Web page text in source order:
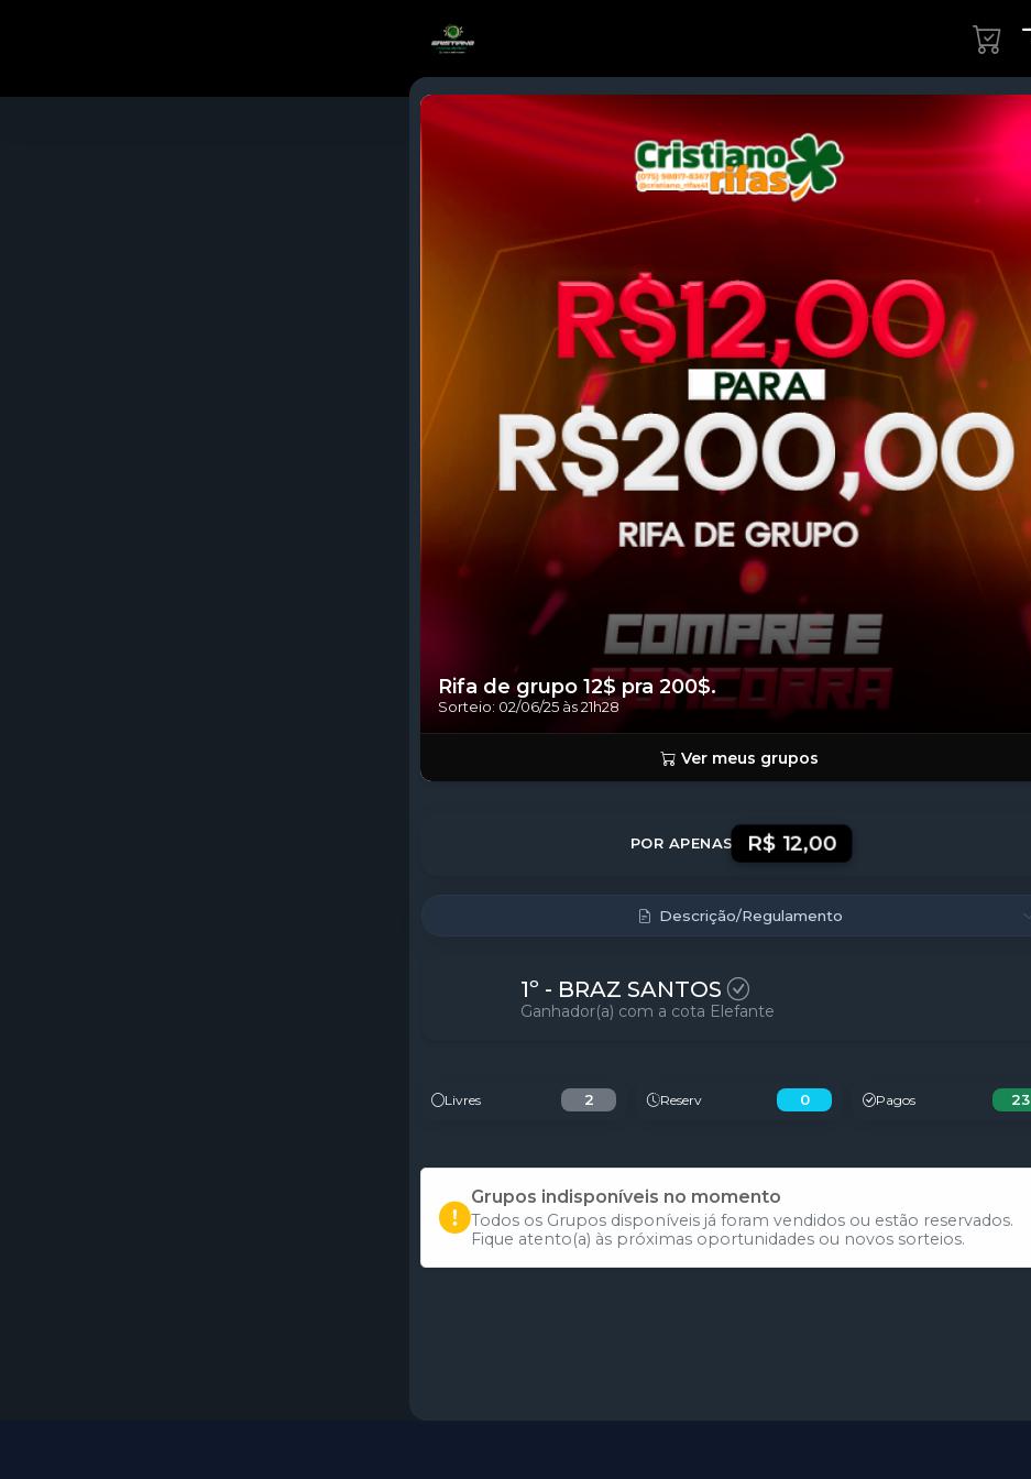
Rifa de grupo 12$ pra 200$.
Sorteio: 02/06/25 às 21h28
Ver meus grupos
POR APENAS R$ 12,00
Descrição/Regulamento
1º - BRAZ SANTOS
Ganhador(a) com a cota Elefante
Livres 2 Reserv 0 Pagos 23
Grupos indisponíveis no momento
Todos os Grupos disponíveis já foram vendidos ou estão reservados.
Fique atento(a) às próximas oportunidades ou novos sorteios.